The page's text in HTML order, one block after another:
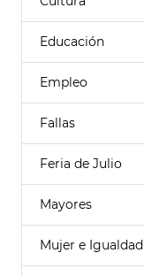
Educación
Empleo
Fallas
Feria de Julio
Mayores
Mujer e Igualdad